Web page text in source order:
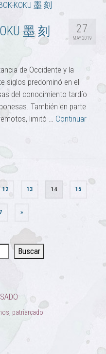
27
MAY 2019
墨 刻
de Occidente y la
siglos predominó en el
del conocimiento tardío
También en parte
limitó … Continuar
12 13 14 15
»
Buscar
patriarcado